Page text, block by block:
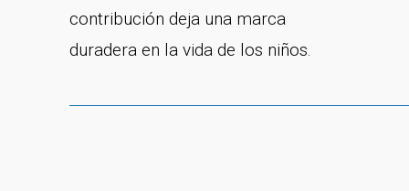
contribución deja una marca
duradera en la vida de los niños.